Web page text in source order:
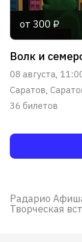
от 300 ₽
Волк и
08 августа,
Саратов,
36 билетов
Радарио
Творческая